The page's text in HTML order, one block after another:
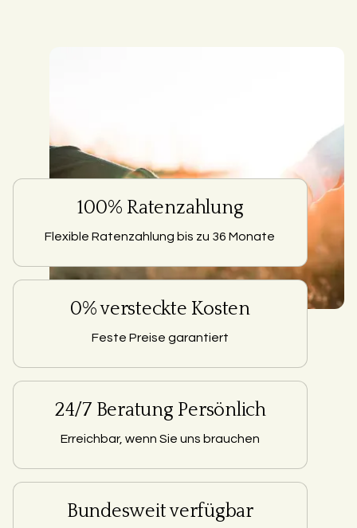
100% Ratenzahlung
Flexible Ratenzahlung bis zu 36 Monate
0% versteckte Kosten
Feste Preise garantiert
24/7 Beratung Persönlich
Erreichbar, wenn Sie uns brauchen
Bundesweit verfügbar